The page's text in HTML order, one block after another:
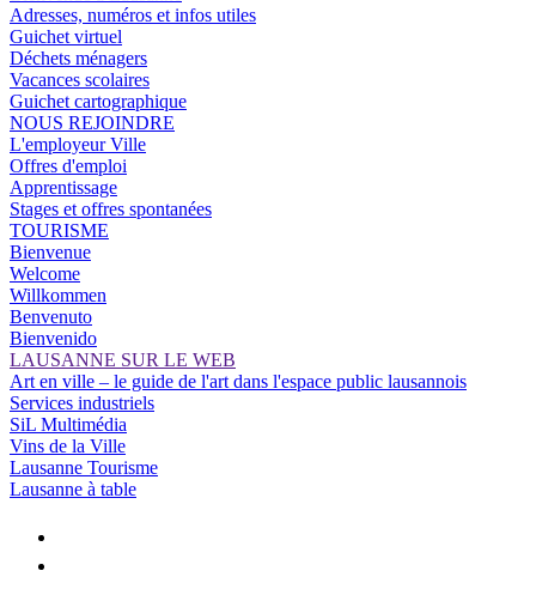
Adresses, numéros et infos utiles
Guichet virtuel
Déchets ménagers
Vacances scolaires
Guichet cartographique
NOUS REJOINDRE
L'employeur Ville
Offres d'emploi
Apprentissage
Stages et offres spontanées
TOURISME
Bienvenue
Welcome
Willkommen
Benvenuto
Bienvenido
LAUSANNE SUR LE WEB
Art en ville – le guide de l'art dans l'espace public lausannois
Services industriels
SiL Multimédia
Vins de la Ville
Lausanne Tourisme
Lausanne à table